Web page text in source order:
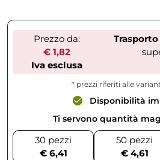
Prezzo da:
€ 1,82
Iva esclusa
* prezzi riferiti alle
Disponibilità
Ti servono quantità
30 pezzi
€ 6,41
50 pezzi
€ 4,61